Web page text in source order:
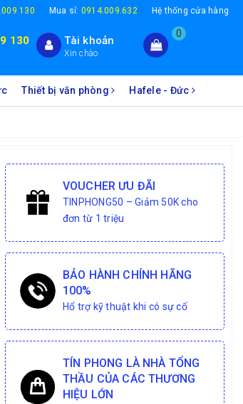
Mua sỉ: 0914.009.632 Hệ thống cửa hàng
130 Tài khoản
Xin chào
0
Thiết bị văn phòng Hafele - Đức
VOUCHER ƯU ĐÃI
TINPHONG50 – Giảm 50K cho
đơn từ 1 triệu
BẢO HÀNH CHÍNH HÃNG
100%
Hổ trợ kỹ thuật khi có sự cố
TÍN PHONG LÀ NHÀ TỔNG
THẦU CỦA CÁC THƯƠNG
HIỆU LỚN